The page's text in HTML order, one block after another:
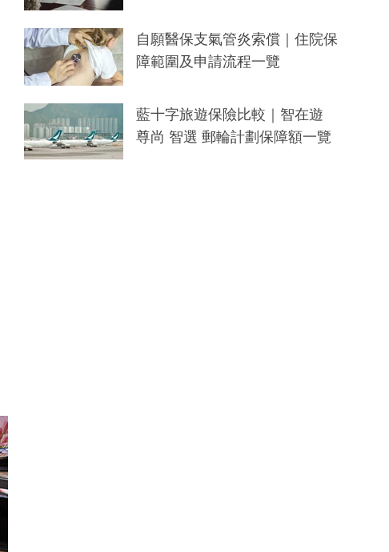
自願醫保支氣管炎索償｜住院保
障範圍及申請流程一覽
藍十字旅遊保險比較｜智在遊
尊尚 智選 郵輪計劃保障額一覽